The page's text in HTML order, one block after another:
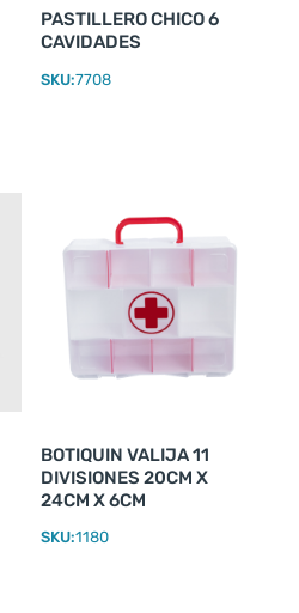
PASTILLERO CHICO 6
CAVIDADES
SKU:7708
BOTIQUIN VALIJA 11
DIVISIONES 20CM X
24CM X 6CM
SKU:1180